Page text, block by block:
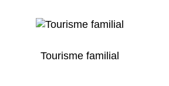
Tourisme familial